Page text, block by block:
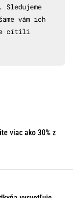
vám ich
cítili
viac ako 30% z